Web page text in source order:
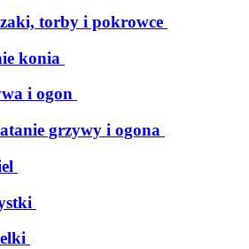
torby i pokrowce
konia
i ogon
grzywy i ogona